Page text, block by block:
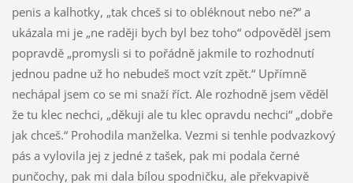
penis a kalhotky, „tak chceš si to obléknout nebo ne?“ a
ukázala mi je „ne raději bych byl bez toho“ odpověděl jsem
popravdě „promysli si to pořádně jakmile to rozhodnutí
jednou padne už ho nebudeš moct vzít zpět.“ Upřímně
nechápal jsem co se mi snaží říct. Ale rozhodně jsem věděl
že tu klec nechci, „děkuji ale tu klec opravdu nechci“ „dobře
jak chceš.“ Prohodila manželka. Vezmi si tenhle podvazkový
pás a vylovila jej z jedné z tašek, pak mi podala černé
punčochy, pak mi dala bílou spodničku, ale překvapivě